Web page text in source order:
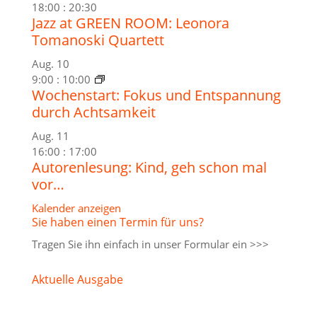
18:00 : 20:30
Jazz at GREEN ROOM: Leonora
Tomanoski Quartett
Aug. 10
9:00 : 10:00
Wochenstart: Fokus und Entspannung
durch Achtsamkeit
Aug. 11
16:00 : 17:00
Autorenlesung: Kind, geh schon mal
vor…
Kalender anzeigen
Sie haben einen Termin für uns?
Tragen Sie ihn einfach in unser Formular ein >>>
Aktuelle Ausgabe